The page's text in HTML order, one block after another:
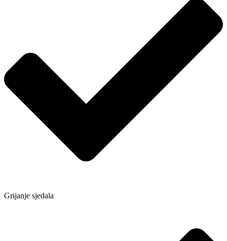
Grijanje sjedala